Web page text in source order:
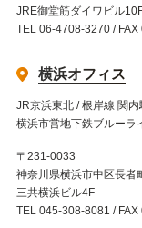
JRE御堂筋ダイワビル
TEL 06-4708-3270 /
横浜オフィス
JR京浜東北 / 根岸線 関
横浜市営地下鉄ブルーラ
〒231-0033
神奈川県横浜市中区長者
三共横浜ビル4F
TEL 045-308-8081 /